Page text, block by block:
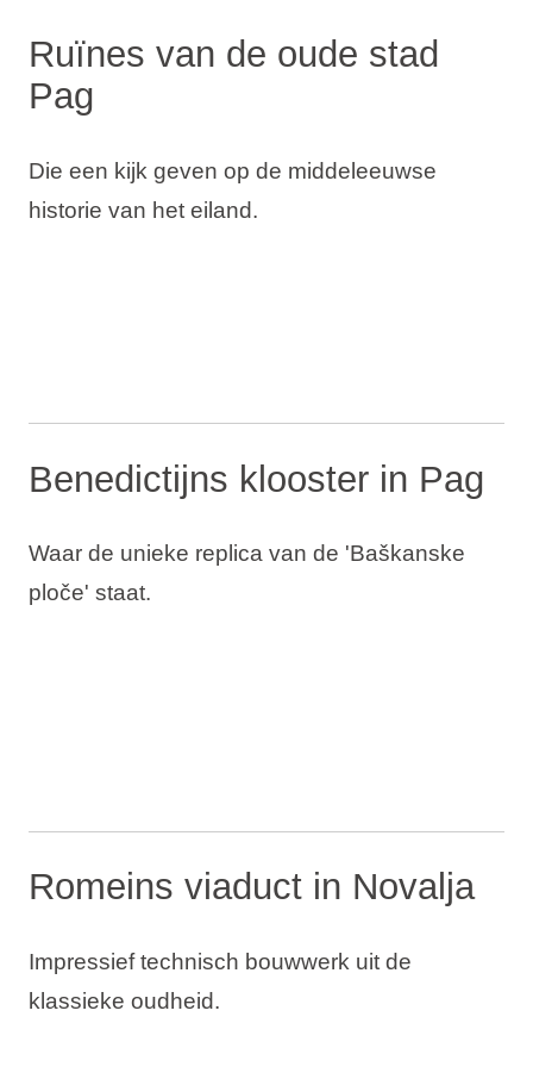
Ruïnes van de oude stad
Pag
Die een kijk geven op de middeleeuwse
historie van het eiland.
Benedictijns klooster in Pag
Waar de unieke replica van de 'Baškanske
ploče' staat.
Romeins viaduct in Novalja
Impressief technisch bouwwerk uit de
klassieke oudheid.